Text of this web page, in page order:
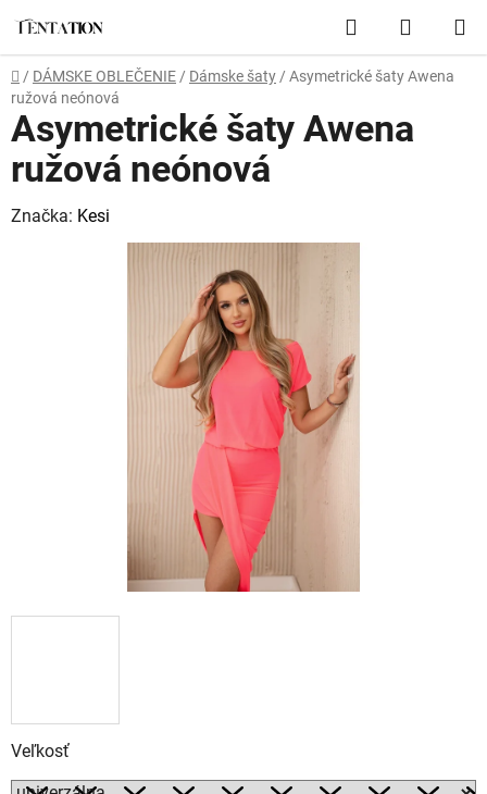
obsah
Hľadať
KOŠÍK
Domov
/ DÁMSKE OBLEČENIE / Dámske šaty / Asymetrické šaty Awena
ružová neónová
Veľkosť
Asymetrické šaty Awena
ružová neónová
Značka: Kesi